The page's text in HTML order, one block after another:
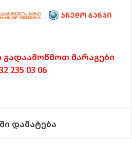
მარაგები
235 03 06
დამატება